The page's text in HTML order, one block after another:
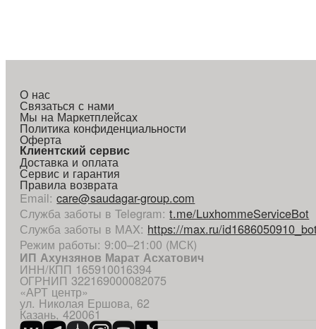
О нас
Связаться с нами
Мы на Маркетплейсах
Политика конфиденциальности
Оферта
Клиентский сервис
Доставка и оплата
Сервис и гарантия
Правила возврата
Email:care@saudagar-group.com
Служба заботы в Telegram:t.me/LuxhommeServiceBot
Служба заботы в MAX: https://max.ru/
Режим работы: 9:00–21:00 (МСК)
ИП Ахунзянов Марат Асхатович
ИНН/КПП 165910016394
ОГРНИП 322169000082075
«АРТ центр»
ул. Николая Ершова, 62
Казань, 420061